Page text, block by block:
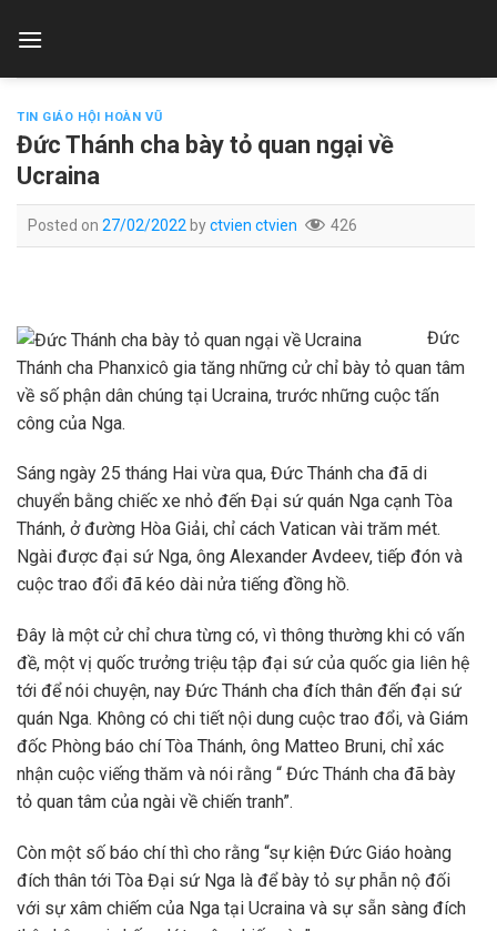
TIN GIÁO HỘI HOÀN VŨ
Đức Thánh cha bày tỏ quan ngại về
Ucraina
Posted on 27/02/2022 byctvien ctvien 426
Đức
Thánh cha Phanxicô gia tăng những cử chỉ bày tỏ quan tâm
về số phận dân chúng tại Ucraina, trước những cuộc tấn
công của Nga.
Sáng ngày 25 tháng Hai vừa qua, Đức Thánh cha đã di
chuyển bằng chiếc xe nhỏ đến Đại sứ quán Nga cạnh Tòa
Thánh, ở đường Hòa Giải, chỉ cách Vatican vài trăm mét.
Ngài được đại sứ Nga, ông Alexander Avdeev, tiếp đón và
cuộc trao đổi đã kéo dài nửa tiếng đồng hồ.
Đây là một cử chỉ chưa từng có, vì thông thường khi có vấn
đề, một vị quốc trưởng triệu tập đại sứ của quốc gia liên hệ
tới để nói chuyện, nay Đức Thánh cha đích thân đến đại sứ
quán Nga. Không có chi tiết nội dung cuộc trao đổi, và Giám
đốc Phòng báo chí Tòa Thánh, ông Matteo Bruni, chỉ xác
nhận cuộc viếng thăm và nói rằng “ Đức Thánh cha đã bày
tỏ quan tâm của ngài về chiến tranh”.
Còn một số báo chí thì cho rằng “sự kiện Đức Giáo hoàng
đích thân tới Tòa Đại sứ Nga là để bày tỏ sự phẫn nộ đối
với sự xâm chiếm của Nga tại Ucraina và sự sẵn sàng đích